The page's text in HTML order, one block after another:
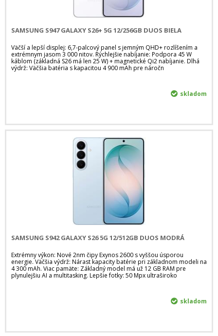
SAMSUNG S947 GALAXY S26+ 5G 12/256GB DUOS BIELA
Väčší a lepší displej: 6,7-palcový panel s jemným QHD+ rozlíšením a
extrémnym jasom 3 000 nitov. Rýchlejšie nabíjanie: Podpora 45 W
káblom (základná S26 má len 25 W) + magnetické Qi2 nabíjanie. Dlhá
výdrž: Väčšia batéria s kapacitou 4 900 mAh pre náročn
skladom
SAMSUNG S942 GALAXY S26 5G 12/512GB DUOS MODRÁ
Extrémny výkon: Nové 2nm čipy Exynos 2600 s vyššou úsporou
energie. Väčšia výdrž: Nárast kapacity batérie pri základnom modeli na
4 300 mAh. Viac pamäte: Základný model má už 12 GB RAM pre
plynulejšiu AI a multitasking. Lepšie fotky: 50 Mpx ultraširoko
skladom